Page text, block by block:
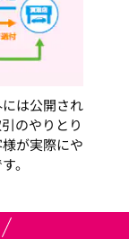
は公開され
のやりとり
が実際にや
。